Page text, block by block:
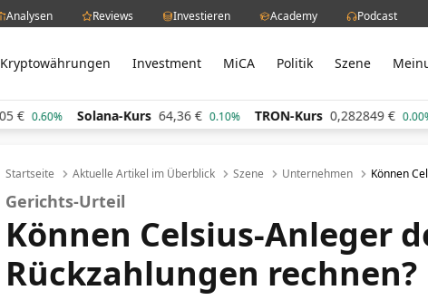
Analysen Reviews Investieren Academy Podcast
Kryptowährungen Investment MiCA Politik Szene
Solana-Kurs 64,36 € 0.10% TRON-Kurs 0,282849 € 0.00%
Startseite Aktuelle Artikel im Überblick Szene Unternehmen Können
Gerichts-Urteil
Können Celsius-Anleger
Rückzahlungen rechnen?